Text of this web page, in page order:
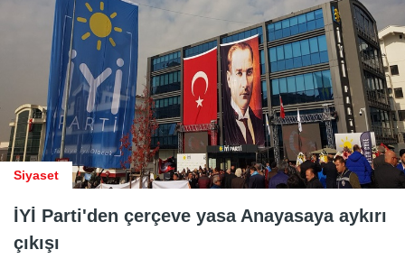
Siyaset
İYİ Parti'den çerçeve yasa Anayasaya aykırı
çıkışı